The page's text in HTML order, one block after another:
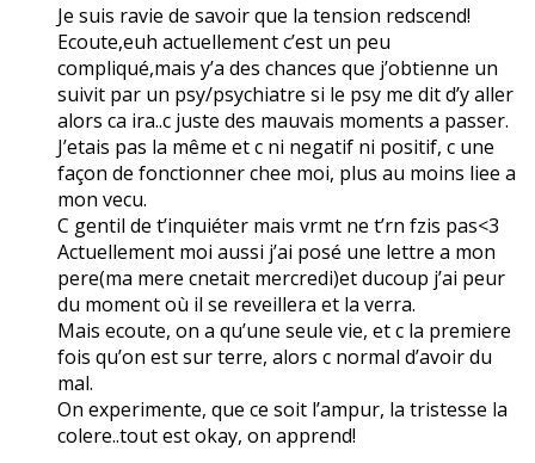
Je suis ravie de savoir que la tension redscend!
Ecoute,euh actuellement c’est un peu
compliqué,mais y’a des chances que j’obtienne un
suivit par un psy/psychiatre si le psy me dit d’y aller
alors ca ira..c juste des mauvais moments a passer.
J’etais pas la même et c ni negatif ni positif, c une
façon de fonctionner chee moi, plus au moins liee a
mon vecu.
C gentil de t’inquiéter mais vrmt ne t’rn fzis pas<3
Actuellement moi aussi j’ai posé une lettre a mon
pere(ma mere cnetait mercredi)et ducoup j’ai peur
du moment où il se reveillera et la verra.
Mais ecoute, on a qu’une seule vie, et c la premiere
fois qu’on est sur terre, alors c normal d’avoir du
mal.
On experimente, que ce soit l’ampur, la tristesse la
colere..tout est okay, on apprend!